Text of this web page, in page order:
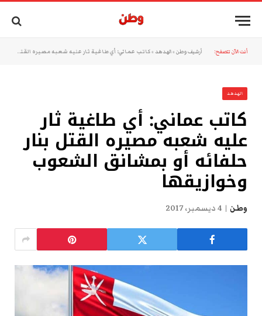
أنت الآن تتصفح: أرشيف وطن »الهدهد »كاتب عماني: أي طاغية ثار عليه شعبه مصيره القتل بنار حلفائه أو بمشانق الشعوب وخوازيقها
الهدهد
كاتب عماني: أي طاغية ثار
عليه شعبه مصيره القتل بنار
حلفائه أو بمشانق الشعوب
وخوازيقها
وطن 4 ديسمبر، 2017